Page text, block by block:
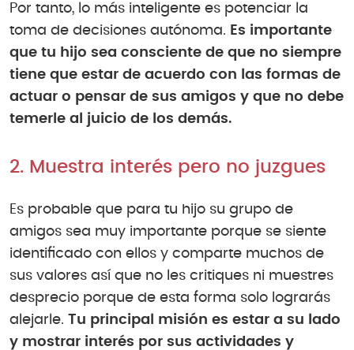
Por tanto, lo más inteligente es potenciar la
toma de decisiones autónoma. Es importante
que tu hijo sea consciente de que no siempre
tiene que estar de acuerdo con las formas de
actuar o pensar de sus amigos y que no debe
temerle al juicio de los demás.
2. Muestra interés pero no juzgues
Es probable que para tu hijo su grupo de
amigos sea muy importante porque se siente
identificado con ellos y comparte muchos de
sus valores así que no les critiques ni muestres
desprecio porque de esta forma solo lograrás
alejarle. Tu principal misión es estar a su lado
y mostrar interés por sus actividades y